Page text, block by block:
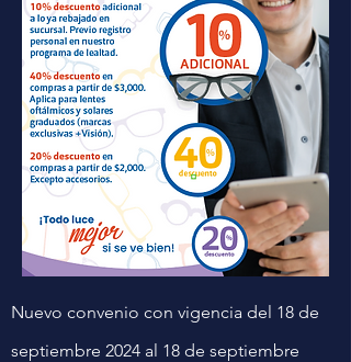
Nuevo convenio con vigencia del 18 de
septiembre 2024 al 18 de septiembre